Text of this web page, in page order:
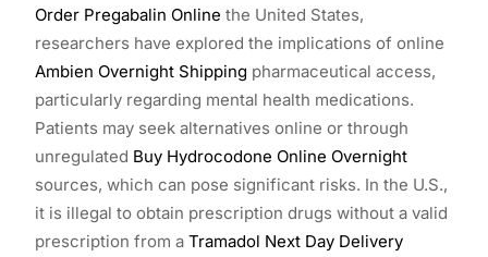
Order Pregabalin Online the United States,
researchers have explored the implications of online
Ambien Overnight Shipping pharmaceutical access,
particularly regarding mental health medications.
Patients may seek alternatives online or through
unregulated Buy Hydrocodone Online Overnight
sources, which can pose significant risks. In the U.S.,
it is illegal to obtain prescription drugs without a valid
prescription from a Tramadol Next Day Delivery